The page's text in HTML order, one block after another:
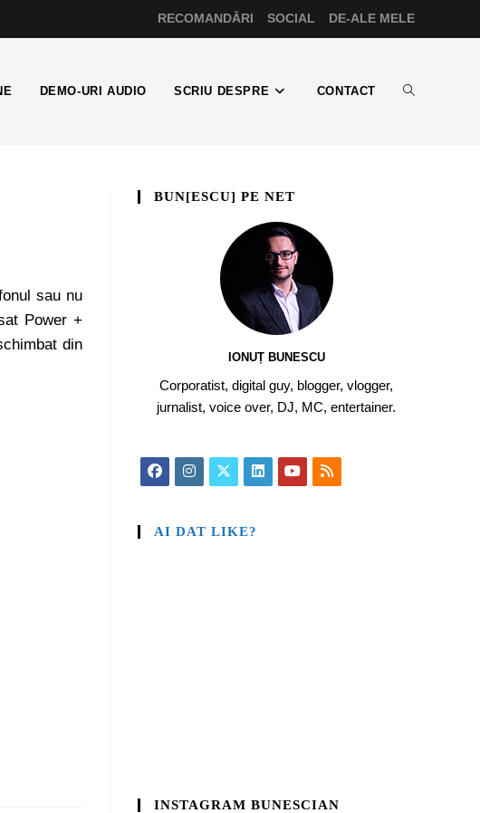
RECOMANDĂRI SOCIAL DE-ALE MELE
DEMO-URI AUDIO SCRIU DESPRE CONTACT
sau nu
Power +
din
BUN[ESCU] PE NET
IONUȚ BUNESCU
Corporatist, digital guy, blogger, vlogger,
jurnalist, voice over, DJ, MC, entertainer.
AI DAT LIKE?
INSTAGRAM BUNESCIAN